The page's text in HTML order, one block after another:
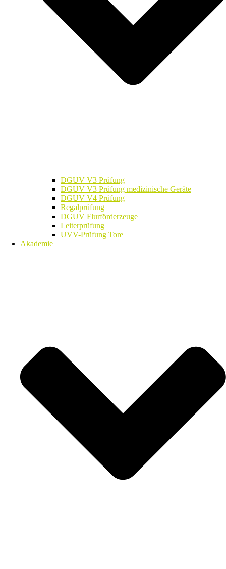
DGUV V3 Prüfung
DGUV V3 Prüfung medizinische Geräte
DGUV V4 Prüfung
Regalprüfung
DGUV Flurförderzeuge
Leiterprüfung
UVV-Prüfung Tore
Akademie